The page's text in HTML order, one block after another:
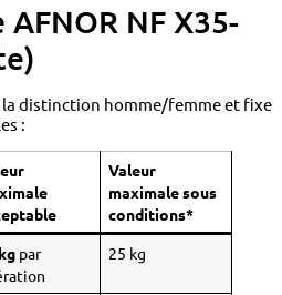
NF X35-
la distinction homme/femme et fixe
:
Valeur
maximale sous
conditions*
par
25 kg